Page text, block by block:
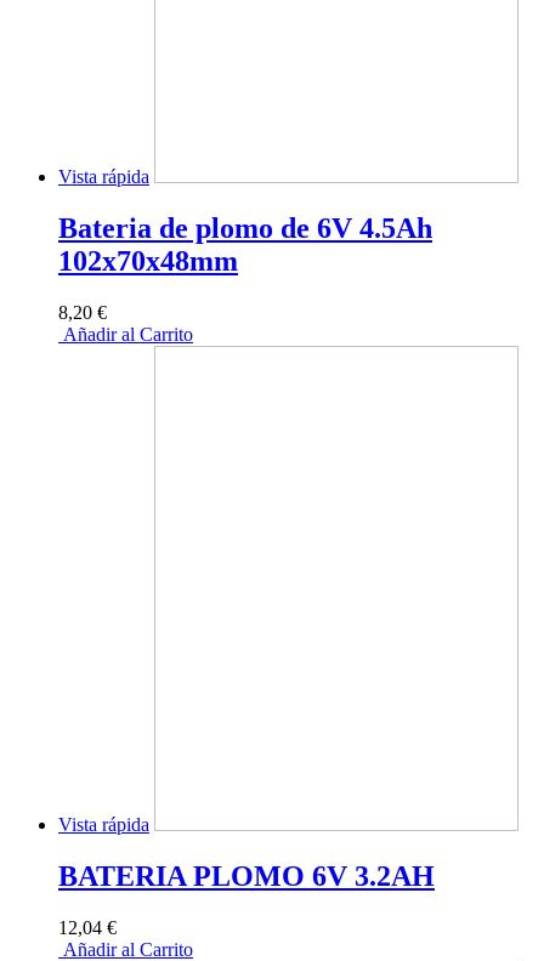
Vista rápida
Bateria de plomo de 6V 4.5Ah
102x70x48mm
8,20 €
Añadir al Carrito
Vista rápida
BATERIA PLOMO 6V 3.2AH
12,04 €
Añadir al Carrito